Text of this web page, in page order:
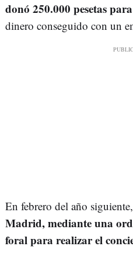
donó 250.000 pesetas
dinero conseguido con un
En febrero del año
Madrid,mediante una
foral para realizar el